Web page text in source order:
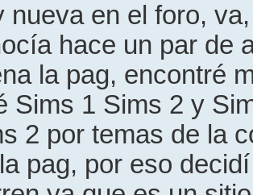
nueva en el foro,
hace un par de
la pag, encontré
Sims 1 Sims 2 y
2 por temas de la
pag, por eso